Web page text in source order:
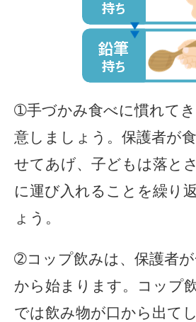
➀手づかみ食べに慣れて
意しましょう。保護者が
せてあげ、子どもは落と
に運び入れることを繰り
ょう。
➁コップ飲みは、保護者
から始まります。コップ
では飲み物が口から出て